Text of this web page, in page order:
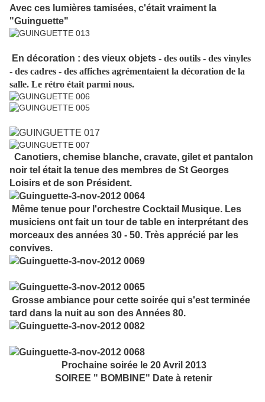
Avec ces lumières tamisées, c'était vraiment la
"Guinguette"
En décoration : des vieux objets - des outils - des vinyles
- des cadres - des affiches agrémentaient la décoration de la
salle. Le rétro était parmi nous.
Canotiers, chemise blanche, cravate, gilet et pantalon
noir tel était la tenue des membres de St Georges
Loisirs et de son Président.
Même tenue pour l'orchestre Cocktail Musique. Les
musiciens ont fait un tour de table en interprétant des
morceaux des années 30 - 50. Très apprécié par les
convives.
Grosse ambiance pour cette soirée qui s'est terminée
tard dans la nuit au son des Années 80.
Prochaine soirée le 20 Avril 2013
SOIREE " BOMBINE" Date à retenir